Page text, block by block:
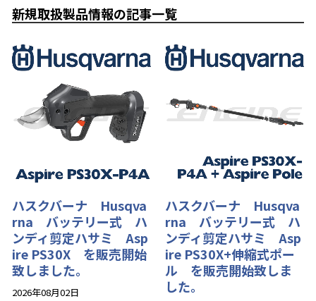
新規取扱製品情報の記事一覧
ハスクバーナ Husqva
rna バッテリー式 ハ
ンディ剪定ハサミ Asp
ire PS30X を販売開始
致しました。
2026年08月02日
ハスクバーナ Husqva
rna バッテリー式 ハ
ンディ剪定ハサミ Asp
ire PS30X+伸縮式ポー
ル を販売開始致しま
した。